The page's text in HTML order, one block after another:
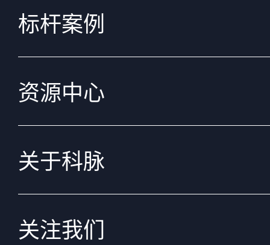
标杆案例
资源中心
关于科脉
关注我们